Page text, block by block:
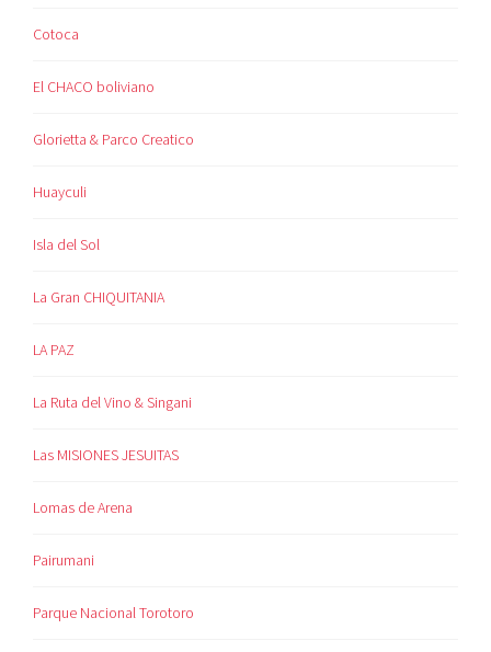
Cotoca
El CHACO boliviano
Glorietta & Parco Creatico
Huayculi
Isla del Sol
La Gran CHIQUITANIA
LA PAZ
La Ruta del Vino & Singani
Las MISIONES JESUITAS
Lomas de Arena
Pairumani
Parque Nacional Torotoro